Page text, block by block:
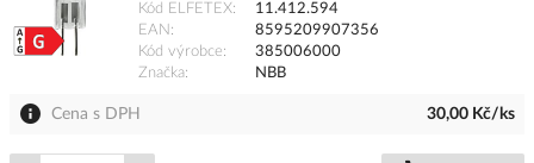
Kód ELFETEX
11.412.594
EAN
8595209907356
Kód výrobce
385006000
Značka
NBB
Cena s DPH 30,00 Kč/ks